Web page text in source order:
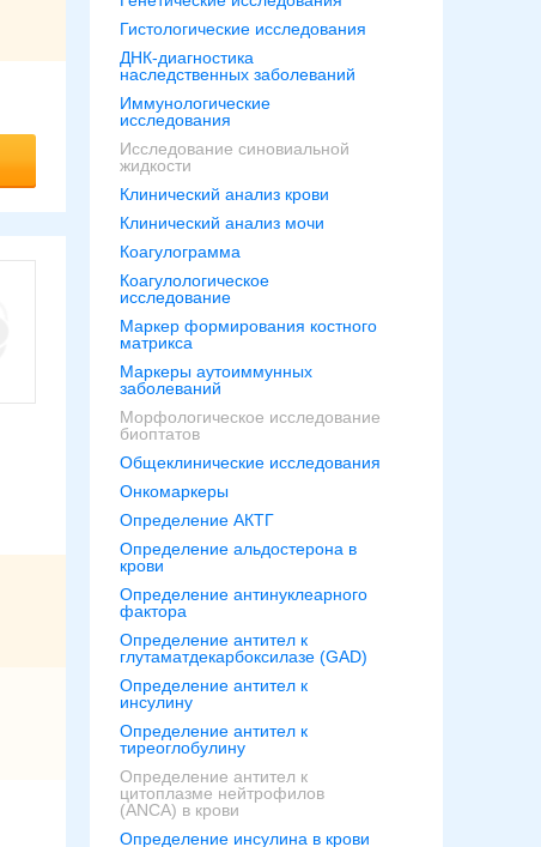
Гистологические исследования
ДНК-диагностика
наследственных заболеваний
Иммунологические
исследования
Исследование синовиальной
жидкости
Клинический анализ крови
Клинический анализ мочи
Коагулограмма
Коагулологическое
исследование
Маркер формирования костного
матрикса
Маркеры аутоиммунных
заболеваний
Морфологическое исследование
биоптатов
Общеклинические исследования
Онкомаркеры
Определение АКТГ
Определение альдостерона в
крови
Определение антинуклеарного
фактора
Определение антител к
глутаматдекарбоксилазе (GAD)
Определение антител к
инсулину
Определение антител к
тиреоглобулину
Определение антител к
цитоплазме нейтрофилов
(ANCA) в крови
Определение инсулина в крови